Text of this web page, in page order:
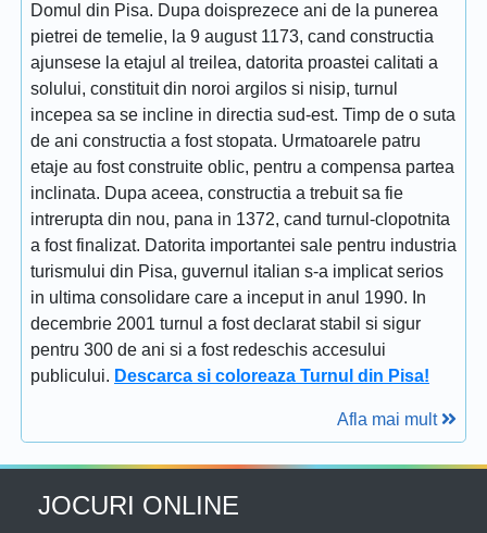
Domul din Pisa. Dupa doisprezece ani de la punerea
pietrei de temelie, la 9 august 1173, cand constructia
ajunsese la etajul al treilea, datorita proastei calitati a
solului, constituit din noroi argilos si nisip, turnul
incepea sa se incline in directia sud-est. Timp de o suta
de ani constructia a fost stopata. Urmatoarele patru
etaje au fost construite oblic, pentru a compensa partea
inclinata. Dupa aceea, constructia a trebuit sa fie
intrerupta din nou, pana in 1372, cand turnul-clopotnita
a fost finalizat. Datorita importantei sale pentru industria
turismului din Pisa, guvernul italian s-a implicat serios
in ultima consolidare care a inceput in anul 1990. In
decembrie 2001 turnul a fost declarat stabil si sigur
pentru 300 de ani si a fost redeschis accesului
publicului. Descarca si coloreaza Turnul din Pisa!
Afla mai mult
JOCURI ONLINE